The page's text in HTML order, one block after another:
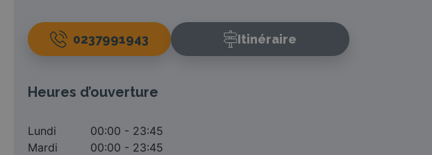
0237991943 Itinéraire
Heures d’ouverture
Lundi
00:00 - 23:45
Mardi
00:00 - 23:45